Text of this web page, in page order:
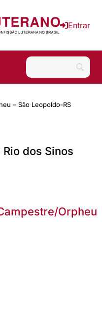
Entrar
– São Leopoldo-RS
Rio dos Sinos
Orpheu